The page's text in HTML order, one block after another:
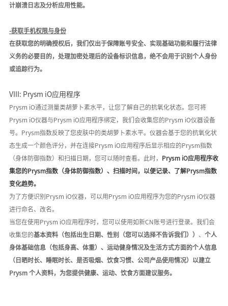
计崩溃日志及分析应用性能。
-获取手机权限与身份
在获取您的明确授权后，我们仅出于保障账号安全、实现基础功能和履行法律
义务的必要目的， 处理加密处理后的设备标识信息 ， 绝不会用于识别个人身份
或追踪行为。
VIII: Prysm iO应用程序
Prysm iO通过测量类胡萝卜素水平，让您了解自己的抗氧化状态。 您可将
Prysm iO仪器与Prysm iO应用程序绑定，我们会收集您的Prysm iO仪器设备
号。Prysm指数反映了您皮肤中的类胡萝卜素水平。仪器会基于您的抗氧化状
态生成一个颜色评分，并在连接Prysm iO应用程序后显示相应的Prysm指数
（身体防御指数） 和扫描日期， 您可以随时查看。此时， Prysm iO应用程序收
集您的Prysm指数（身体防御指数）、扫描时间，以便记录、了解Prysm指数
变化趋势。
为了方便识别 Prysm iO仪器，可以用Prysm iO应用程序为您的Prysm iO仪器
进行命名、改名。
当您在使用 Prysm iO应用程序时，您可以使用如新CN账号进行登录。 我们会
收集您的基本资料（包括出生日期、性别（您可以选择不告诉我们）） 、 个人
身体基础信息（包括身高、体重）、运动健身情况及生活方式方面的个人信息
（日晒时长、睡眠时长、是否吸烟、饮食习惯、公司产品使用情况）以建立
Prysm 个人资料，为您提供健康、运动、饮食方面建议服务。